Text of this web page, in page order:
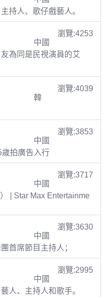
持人、歌仔戲藝人。
瀏覽:4253
中國
為同是民視演員的艾
瀏覽:4039
韓
瀏覽:3853
中國
拍廣告入行
瀏覽:3717
中國
| Star Max Entertainme
瀏覽:3630
中國
首席節目主持人；
瀏覽:2995
中國
人、主持人和歌手。